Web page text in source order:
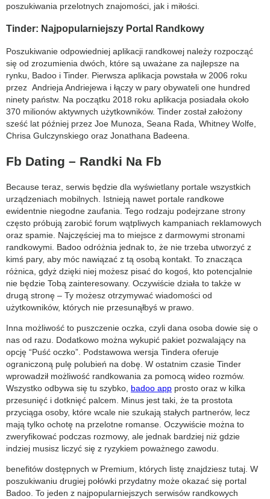
poszukiwania przelotnych znajomości, jak i miłości.
Tinder: Najpopularniejszy Portal Randkowy
Poszukiwanie odpowiedniej aplikacji randkowej należy rozpocząć
się od zrozumienia dwóch, które są uważane za najlepsze na
rynku, Badoo i Tinder. Pierwsza aplikacja powstała w 2006 roku
przez Andrieja Andriejewa i łączy w pary obywateli one hundred
ninety państw. Na początku 2018 roku aplikacja posiadała około
370 milionów aktywnych użytkowników. Tinder został założony
sześć lat później przez Joe Munoza, Seana Rada, Whitney Wolfe,
Chrisa Gulczynskiego oraz Jonathana Badeena.
Fb Dating – Randki Na Fb
Because teraz, serwis będzie dla wyświetlany portale wszystkich
urządzeniach mobilnych. Istnieją nawet portale randkowe
ewidentnie niegodne zaufania. Tego rodzaju podejrzane strony
często próbują zarobić forum wątpliwych kampaniach reklamowych
oraz spamie. Najczęściej ma to miejsce z darmowymi stronami
randkowymi. Badoo odróżnia jednak to, że nie trzeba utworzyć z
kimś pary, aby móc nawiązać z tą osobą kontakt. To znacząca
różnica, gdyż dzięki niej możesz pisać do kogoś, kto potencjalnie
nie będzie Tobą zainteresowany. Oczywiście działa to także w
drugą stronę – Ty możesz otrzymywać wiadomości od
użytkowników, których nie przesunąłbyś w prawo.
Inna możliwość to puszczenie oczka, czyli dana osoba dowie się o
nas od razu. Dodatkowo można wykupić pakiet pozwalający na
opcję “Puść oczko”. Podstawowa wersja Tindera oferuje
ograniczoną pulę polubień na dobę. W ostatnim czasie Tinder
wprowadził możliwość randkowania za pomocą wideo rozmów.
Wszystko odbywa się tu szybko, badoo app prosto oraz w kilka
przesunięć i dotknięć palcem. Minus jest taki, że ta prostota
przyciąga osoby, które wcale nie szukają stałych partnerów, lecz
mają tylko ochotę na przelotne romanse. Oczywiście można to
zweryfikować podczas rozmowy, ale jednak bardziej niż gdzie
indziej musisz liczyć się z ryzykiem poważnego zawodu.
benefitów dostępnych w Premium, których listę znajdziesz tutaj. W
poszukiwaniu drugiej połówki przydatny może okazać się portal
Badoo. To jeden z najpopularniejszych serwisów randkowych